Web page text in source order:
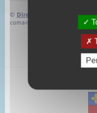
© Direction de l’information
comarquage developpé par